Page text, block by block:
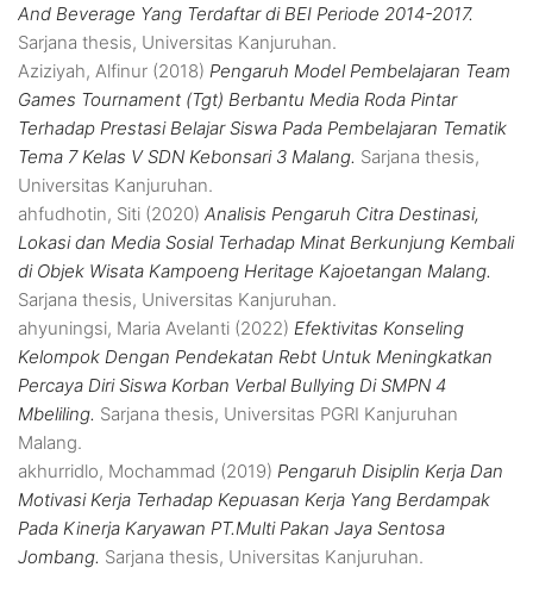
And Beverage Yang Terdaftar di BEI Periode 2014-2017.
Sarjana thesis, Universitas Kanjuruhan.
Aziziyah, Alfinur (2018) Pengaruh Model Pembelajaran Team
Games Tournament (Tgt) Berbantu Media Roda Pintar
Terhadap Prestasi Belajar Siswa Pada Pembelajaran Tematik
Tema 7 Kelas V SDN Kebonsari 3 Malang. Sarjana thesis,
Universitas Kanjuruhan.
ahfudhotin, Siti (2020) Analisis Pengaruh Citra Destinasi,
Lokasi dan Media Sosial Terhadap Minat Berkunjung Kembali
di Objek Wisata Kampoeng Heritage Kajoetangan Malang.
Sarjana thesis, Universitas Kanjuruhan.
ahyuningsi, Maria Avelanti (2022) Efektivitas Konseling
Kelompok Dengan Pendekatan Rebt Untuk Meningkatkan
Percaya Diri Siswa Korban Verbal Bullying Di SMPN 4
Mbeliling. Sarjana thesis, Universitas PGRI Kanjuruhan
Malang.
akhurridlo, Mochammad (2019) Pengaruh Disiplin Kerja Dan
Motivasi Kerja Terhadap Kepuasan Kerja Yang Berdampak
Pada Kinerja Karyawan PT.Multi Pakan Jaya Sentosa
Jombang. Sarjana thesis, Universitas Kanjuruhan.